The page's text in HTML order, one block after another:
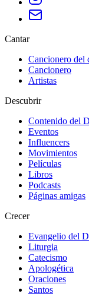
Cantar
Cancionero del
Cancionero
Artistas
Descubrir
Contenido del
Eventos
Influencers
Movimientos
Películas
Libros
Podcasts
Páginas amigas
Crecer
Evangelio del
Liturgia
Catecismo
Apologética
Oraciones
Santos